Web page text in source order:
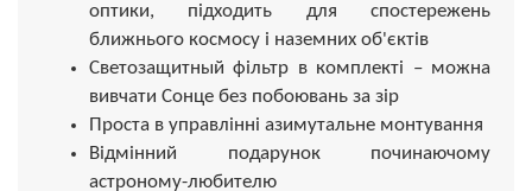
оптики, підходить для спостережень
ближнього космосу і наземних об'єктів
Светозащитный фільтр в комплекті – можна
вивчати Сонце без побоювань за зір
Проста в управлінні азимутальне монтування
Відмінний подарунок починаючому
астроному-любителю